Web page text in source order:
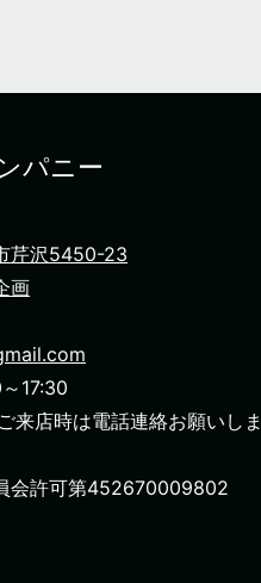
パニー
芹沢5450-23
画
17:30
店時は電話連絡お願いしま
会許可第452670009802